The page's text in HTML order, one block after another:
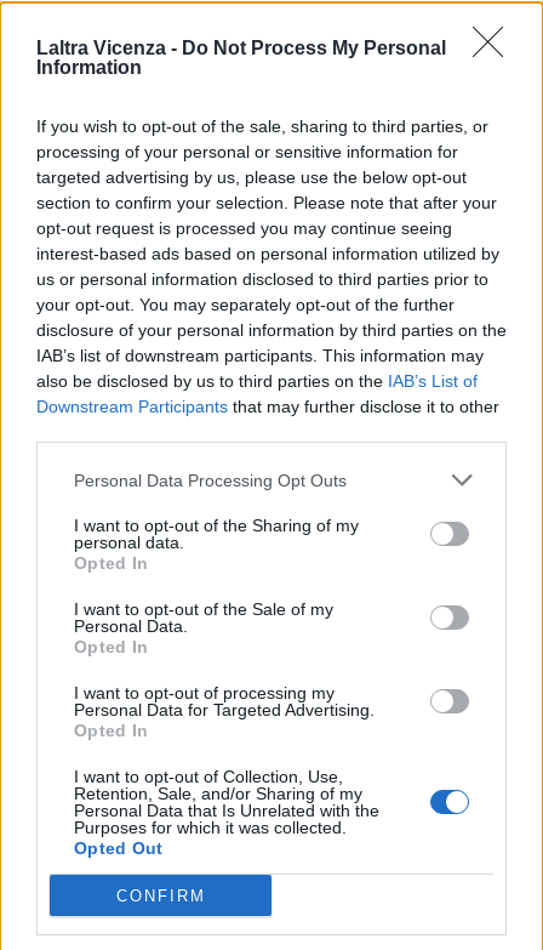
Laltra Vicenza - Do Not Process My Personal
Information
If you wish to opt-out of the sale, sharing to third parties, or
processing of your personal or sensitive information for
targeted advertising by us, please use the below opt-out
section to confirm your selection. Please note that after your
opt-out request is processed you may continue seeing
interest-based ads based on personal information utilized by
us or personal information disclosed to third parties prior to
your opt-out. You may separately opt-out of the further
disclosure of your personal information by third parties on the
IAB’s list of downstream participants. This information may
also be disclosed by us to third parties on the IAB’s List of
Downstream Participants that may further disclose it to other
Personal Data Processing Opt Outs
I want to opt-out of the Sharing of my
personal data.
Opted In
I want to opt-out of the Sale of my
Personal Data.
Opted In
I want to opt-out of processing my
Personal Data for Targeted Advertising.
Opted In
I want to opt-out of Collection, Use,
Retention, Sale, and/or Sharing of my
Personal Data that Is Unrelated with the
Purposes for which it was collected.
Opted Out
CONFIRM
Il Milan torna con i 3 punti da
Consiglio di Sicurezza dell’Onu,
la Somalia risponde agli attacchi
di Trump
STAY CONNECTED
9,253
Fans
3,533
Follower
2,652
Iscritti
- Advertisement -
- Advertisement -
ULTIMI ARTICOLI
Romeo arrivano “Le nozze di Figaro” di
Mozart per Vicenza in Lirica
EVENTI
Sanpaolo di Vicenza aperte gratis